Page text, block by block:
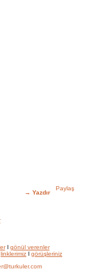
→ Yazdır
l gönül verenler
linklerimiz l görüşleriniz